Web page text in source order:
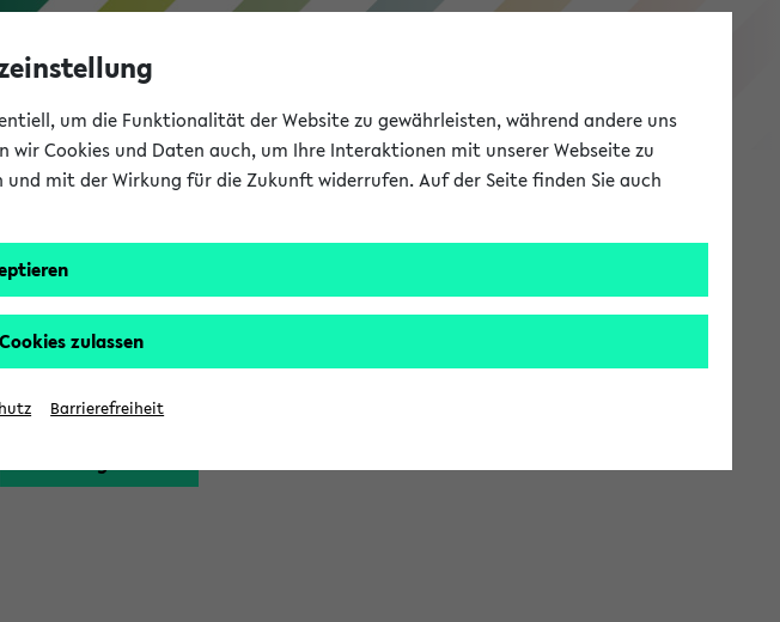
eKVV
einer Anmeldung am System zur Verfügung steht.
melden Sie sich an:
um die Funktionalität der Website zu gewährleisten, während andere uns
wir Cookies und Daten auch, um Ihre Interaktionen mit unserer Webseite zu
und mit der Wirkung für die Zukunft widerrufen. Auf der Seite finden Sie auch
zulassen
Barrierefreiheit